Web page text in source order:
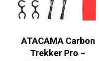
ATACAMA Carbon
Trekker Pro –